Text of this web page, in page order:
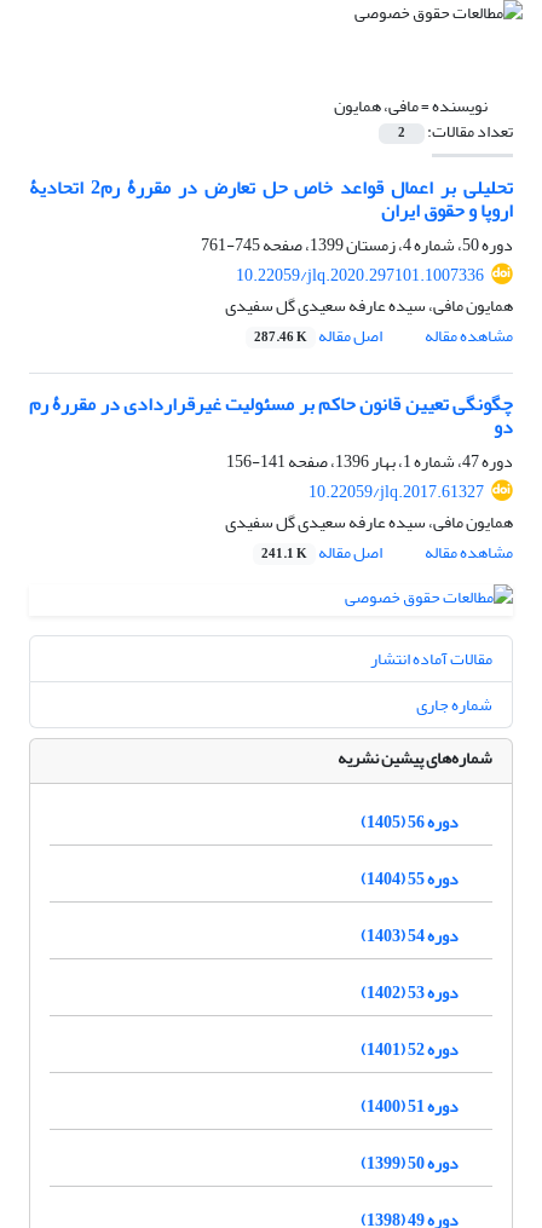
نویسنده =مافی، همایون
تعداد مقالات: 2
تحلیلی بر اعمال قواعد خاص حل تعارض در مقررۀ رم2 اتحادیۀ
اروپا و حقوق ایران
دوره 50، شماره 4، زمستان 1399، صفحه
745-761
10.22059/jlq.2020.297101.1007336
همایون مافی، سیده عارفه سعیدی گل سفیدی
مشاهده مقاله
اصل مقاله 287.46 K
چگونگی تعیین قانون حاکم بر مسئولیت غیرقراردادی در مقررۀ رم
دو
دوره 47، شماره 1، بهار 1396، صفحه
141-156
10.22059/jlq.2017.61327
همایون مافی، سیده عارفه سعیدی گل سفیدی
مشاهده مقاله
اصل مقاله 241.1 K
مقالات آماده انتشار
شماره جاری
شماره‌های پیشین نشریه
دوره 56 (1405)
دوره 55 (1404)
دوره 54 (1403)
دوره 53 (1402)
دوره 52 (1401)
دوره 51 (1400)
دوره 50 (1399)
دوره 49 (1398)